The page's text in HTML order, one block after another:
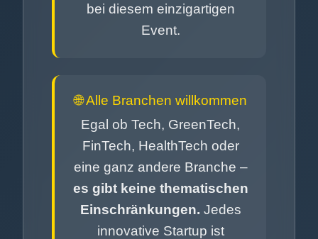
bei diesem einzigartigen
Event.
🌐 Alle Branchen willkommen
Egal ob Tech, GreenTech,
FinTech, HealthTech oder
eine ganz andere Branche –
es gibt keine thematischen
Einschränkungen. Jedes
innovative Startup ist